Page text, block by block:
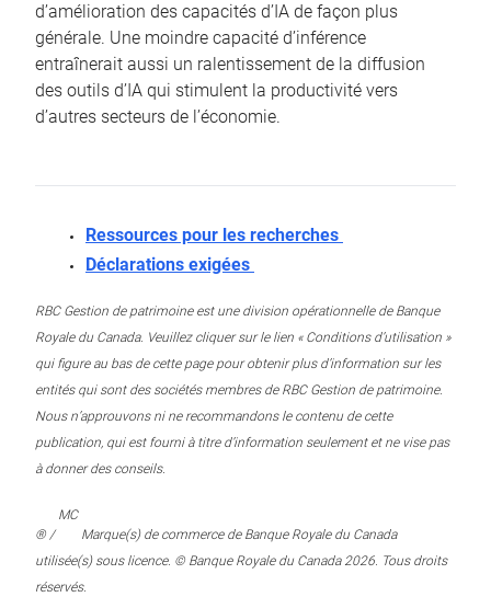
d’amélioration des capacités d’IA de façon plus
générale. Une moindre capacité d’inférence
entraînerait aussi un ralentissement de la diffusion
des outils d’IA qui stimulent la productivité vers
d’autres secteurs de l’économie.
Ressources pour les recherches
Déclarations exigées
RBC Gestion de patrimoine est une division opérationnelle de Banque
Royale du Canada. Veuillez cliquer sur le lien « Conditions d’utilisation »
qui figure au bas de cette page pour obtenir plus d’information sur les
entités qui sont des sociétés membres de RBC Gestion de patrimoine.
Nous n’approuvons ni ne recommandons le contenu de cette
publication, qui est fourni à titre d’information seulement et ne vise pas
à donner des conseils.
® /
MC
Marque(s) de commerce de Banque Royale du Canada
utilisée(s) sous licence. © Banque Royale du Canada 2026. Tous droits
réservés.